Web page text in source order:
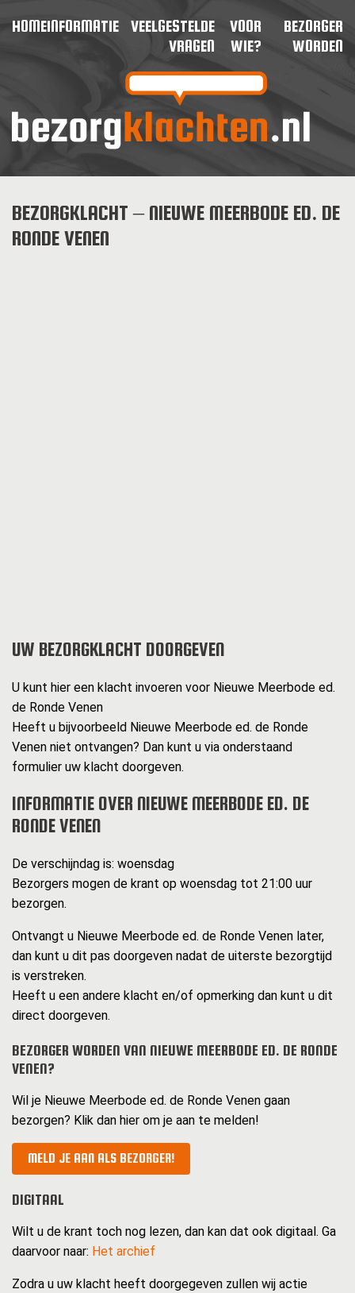
HOMEINFORMATIE
VEELGESTELDE
VRAGEN
VOOR
WIE?
BEZORGER
WORDEN
BEZORGKLACHT – NIEUWE MEERBODE ED. DE
RONDE VENEN
UW BEZORGKLACHT DOORGEVEN
U kunt hier een klacht invoeren voor Nieuwe Meerbode ed.
de Ronde Venen
Heeft u bijvoorbeeld Nieuwe Meerbode ed. de Ronde
Venen niet ontvangen? Dan kunt u via onderstaand
formulier uw klacht doorgeven.
INFORMATIE OVER NIEUWE MEERBODE ED. DE
RONDE VENEN
De verschijndag is: woensdag
Bezorgers mogen de krant op woensdag tot 21:00 uur
bezorgen.
Ontvangt u Nieuwe Meerbode ed. de Ronde Venen later,
dan kunt u dit pas doorgeven nadat de uiterste bezorgtijd
is verstreken.
Heeft u een andere klacht en/of opmerking dan kunt u dit
direct doorgeven.
BEZORGER WORDEN VAN NIEUWE MEERBODE ED. DE RONDE
VENEN?
Wil je Nieuwe Meerbode ed. de Ronde Venen gaan
bezorgen? Klik dan hier om je aan te melden!
MELD JE AAN ALS BEZORGER!
DIGITAAL
Wilt u de krant toch nog lezen, dan kan dat ook digitaal. Ga
daarvoor naar: Het archief
Zodra u uw klacht heeft doorgegeven zullen wij actie